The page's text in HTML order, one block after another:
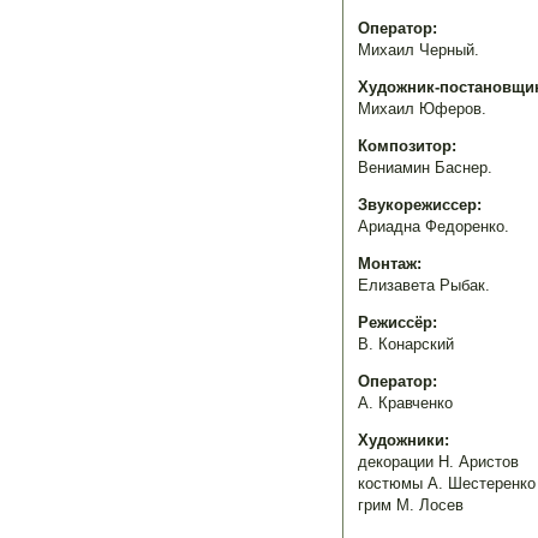
Оператор:
Михаил Черный.
Художник-
Михаил Юферов.
Композитор:
Вениамин Баснер.
Звукорежиссер:
Ариадна Федоренко.
Монтаж:
Елизавета Рыбак.
Режиссёр:
В. Конарский
Оператор:
А. Кравченко
Художники:
декорации Н. Аристов
костюмы А. Шестеренко
грим М. Лосев